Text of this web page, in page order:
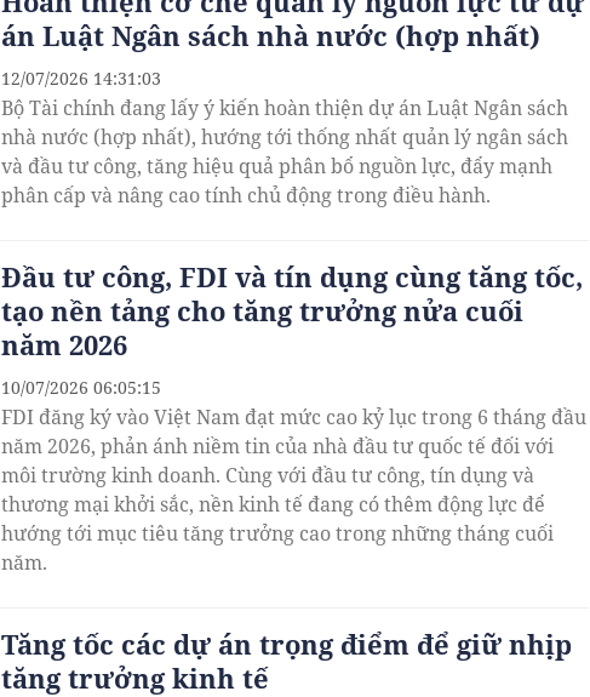
án Luật Ngân sách nhà nước (hợp nhất)
Bộ Tài chính đang lấy ý kiến hoàn thiện dự án Luật Ngân sách
nhà nước (hợp nhất), hướng tới thống nhất quản lý ngân sách
và đầu tư công, tăng hiệu quả phân bổ nguồn lực, đẩy mạnh
phân cấp và nâng cao tính chủ động trong điều hành.
12/07/2026 14:31:03
Đầu tư công, FDI và tín dụng cùng tăng tốc,
tạo nền tảng cho tăng trưởng nửa cuối
năm 2026
FDI đăng ký vào Việt Nam đạt mức cao kỷ lục trong 6 tháng đầu
năm 2026, phản ánh niềm tin của nhà đầu tư quốc tế đối với
môi trường kinh doanh. Cùng với đầu tư công, tín dụng và
thương mại khởi sắc, nền kinh tế đang có thêm động lực để
hướng tới mục tiêu tăng trưởng cao trong những tháng cuối
năm.
10/07/2026 06:05:15
Tăng tốc các dự án trọng điểm để giữ nhịp
tăng trưởng kinh tế